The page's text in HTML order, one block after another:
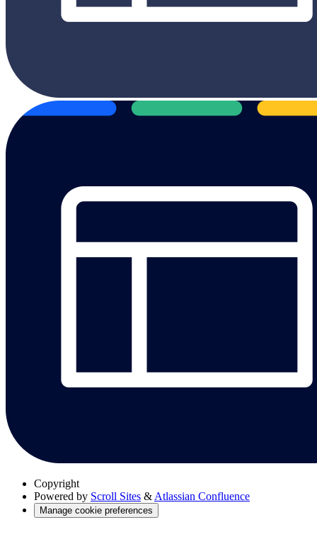
Copyright
Powered by Scroll Sites &Atlassian Confluence
Manage cookie preferences